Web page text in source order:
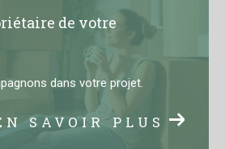
de votre
dans votre projet.
SAVOIR PLUS